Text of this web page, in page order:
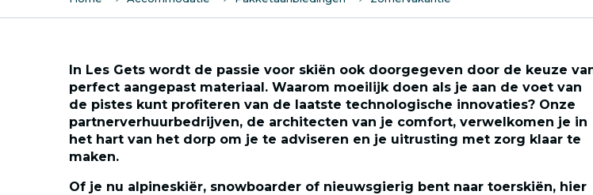
In Les Gets wordt de passie voor skiën ook doorgegeven door de keuze
perfect aangepast materiaal. Waarom moeilijk doen als je aan de voet van
de pistes kunt profiteren van de laatste technologische innovaties? Onze
partnerverhuurbedrijven, de architecten van je comfort, verwelkomen je in
het hart van het dorp om je te adviseren en je uitrusting met zorg klaar te
maken.
Of je nu alpineskiër, snowboarder of nieuwsgierig bent naar toerskiën, hier